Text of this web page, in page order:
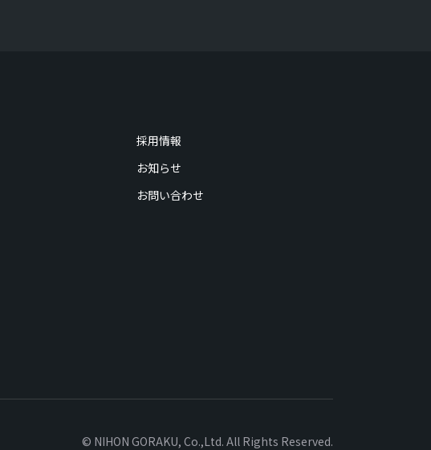
採用情報
お知らせ
お問い合わせ
© NIHON GORAKU, Co.,Ltd. All Rights Reserved.